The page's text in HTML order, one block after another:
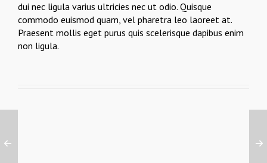
dui nec ligula varius ultricies nec ut odio. Quisque
commodo euismod quam, vel pharetra leo laoreet at.
Praesent mollis eget purus quis scelerisque dapibus enim
non ligula.